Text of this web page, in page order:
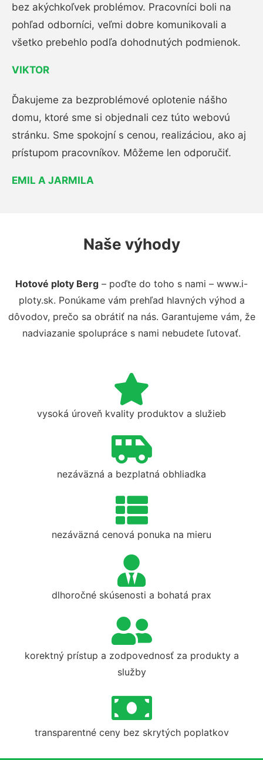
bez akýchkoľvek problémov. Pracovníci boli na
pohľad odborníci, veľmi dobre komunikovali a
všetko prebehlo podľa dohodnutých podmienok.
VIKTOR
Ďakujeme za bezproblémové oplotenie nášho
domu, ktoré sme si objednali cez túto webovú
stránku. Sme spokojní s cenou, realizáciou, ako aj
prístupom pracovníkov. Môžeme len odporučiť.
EMIL A JARMILA
Naše výhody
Hotové ploty Berg – poďte do toho s nami – www.i-
ploty.sk. Ponúkame vám prehľad hlavných výhod a
dôvodov, prečo sa obrátiť na nás. Garantujeme vám, že
nadviazanie spolupráce s nami nebudete ľutovať.
vysoká úroveň kvality produktov a služieb
nezáväzná a bezplatná obhliadka
nezáväzná cenová ponuka na mieru
dlhoročné skúsenosti a bohatá prax
korektný prístup a zodpovednosť za produkty a
služby
transparentné ceny bez skrytých poplatkov